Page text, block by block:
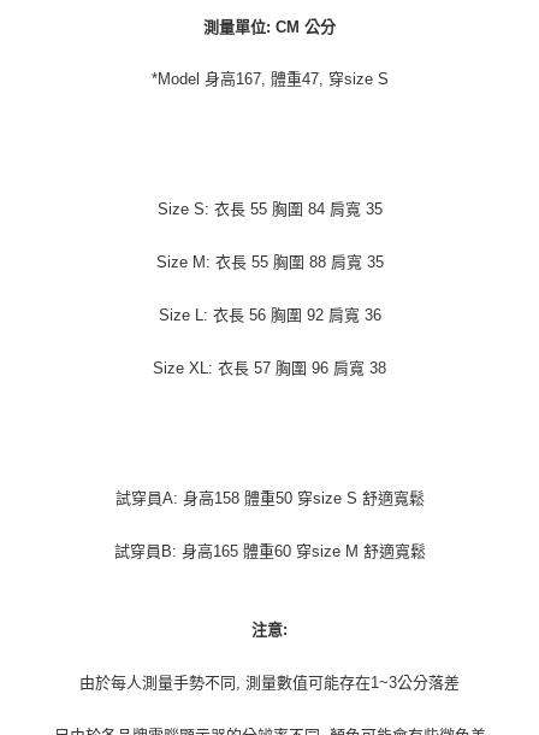
測量單位: CM 公分
*Model 身高167, 體重47, 穿size S
Size S: 衣長 55 胸圍 84 肩寬 35
Size M: 衣長 55 胸圍 88 肩寬 35
Size L: 衣長 56 胸圍 92 肩寬 36
Size XL: 衣長 57 胸圍 96 肩寬 38
試穿員A: 身高158 體重50 穿size S 舒適寬鬆
試穿員B: 身高165 體重60 穿size M 舒適寬鬆
注意:
由於每人測量手勢不同, 測量數值可能存在1~3公分落差